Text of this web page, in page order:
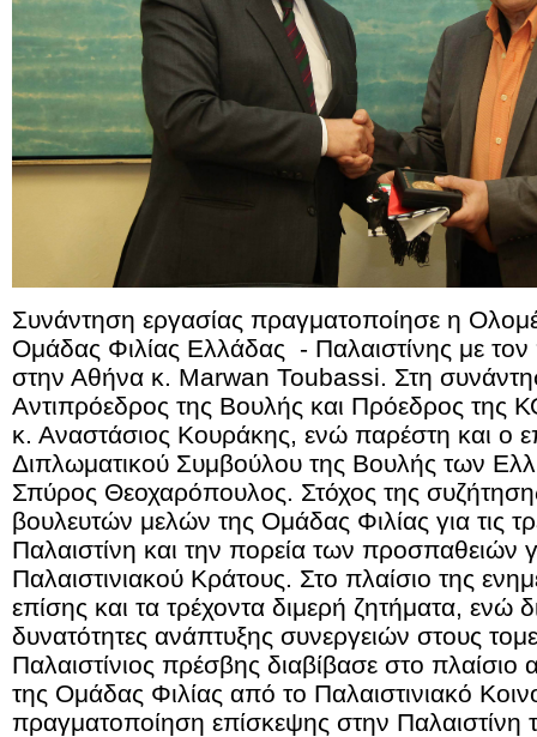
Συνάντηση εργασίας πραγματοποίησε η
Ομάδας Φιλίας Ελλάδας - Παλαιστίνης με τον
στην Αθήνα κ. Marwan Toubassi. Στη
Αντιπρόεδρος της Βουλής και Πρόεδρος της
κ. Αναστάσιος Κουράκης, ενώ παρέστη και ο
Διπλωματικού Συμβούλου της Βουλής των
Σπύρος Θεοχαρόπουλος. Στόχος της
βουλευτών μελών της Ομάδας Φιλίας για τις
Παλαιστίνη και την πορεία των προσπαθειών
Παλαιστινιακού Κράτους. Στο πλαίσιο της
επίσης και τα τρέχοντα διμερή ζητήματα, ενώ
δυνατότητες ανάπτυξης συνεργειών στους
Παλαιστίνιος πρέσβης διαβίβασε στο
της Ομάδας Φιλίας από το Παλαιστινιακό
πραγματοποίηση επίσκεψης στην